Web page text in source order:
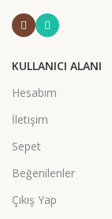
KULLANICI ALANI
Hesabım
İletişim
Sepet
Beğenilenler
Çıkış Yap